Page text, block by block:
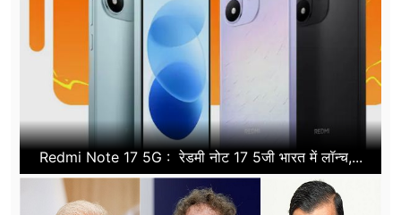
Redmi Note 17 5G : रेडमी नोट 17 5जी भारत में लॉन्च,...